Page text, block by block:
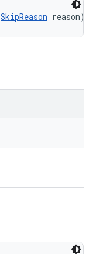
SkipReason reason)